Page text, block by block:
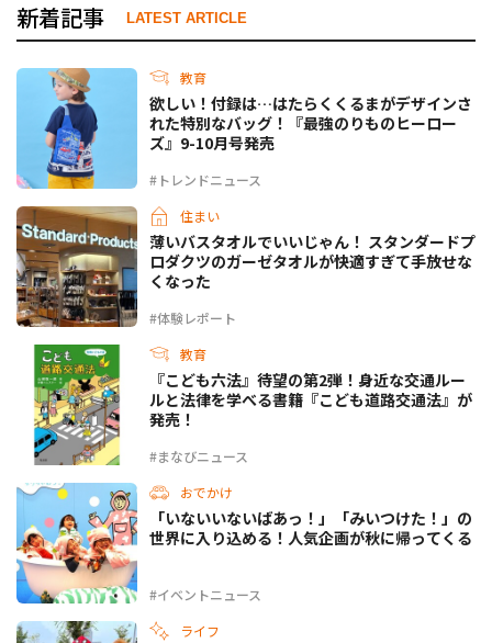
新着記事 LATEST ARTICLE
教育
#トレンドニュース
欲しい！付録は…はたらくくるまがデザインさ
れた特別なバッグ！『最強のりものヒーロー
ズ』9-10月号発売
住まい
#体験レポート
薄いバスタオルでいいじゃん！ スタンダードプ
ロダクツのガーゼタオルが快適すぎて手放せな
くなった
教育
#まなびニュース
『こども六法』待望の第2弾！身近な交通ルー
ルと法律を学べる書籍『こども道路交通法』が
発売！
おでかけ
#イベントニュース
「いないいないばあっ！」「みいつけた！」の
世界に入り込める！人気企画が秋に帰ってくる
ライフ